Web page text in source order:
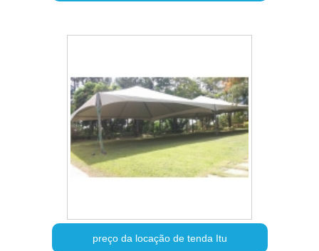
preço da locação de tenda Itu